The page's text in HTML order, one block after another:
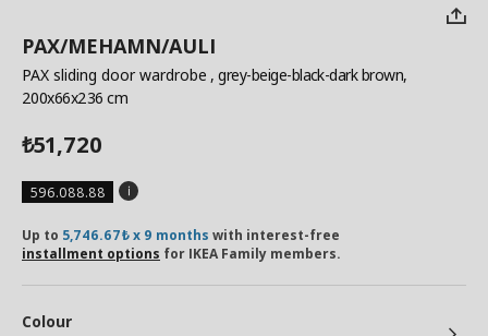
PAX/MEHAMN/AULI
PAX sliding door wardrobe , grey-beige-black-dark brown,
200x66x236 cm
₺51,720
596.088.88
Up to 5,746.67₺ x 9 months with interest-free
installment options for IKEA Family members.
Colour